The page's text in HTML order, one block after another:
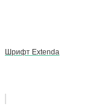
Шрифт Extenda